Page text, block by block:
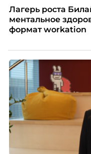
Лагерь роста
ментальное
формат workation